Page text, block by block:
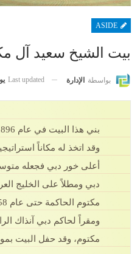
بيت الشيخ سعيد آل
بواسطة الإدارة Last updated
وقد اتخذ له مكاناً
أعلى خور دبي فجعله
دبي ومطلاً على الخليج
ومقراً لحاكم دبي آنذاك
مكتوم، وقد حفل البيت